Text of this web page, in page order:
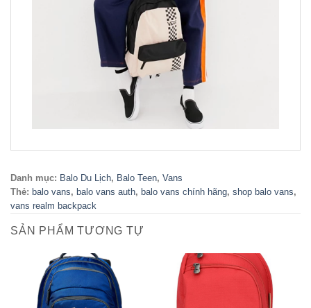
Danh mục: Balo Du Lịch, Balo Teen, Vans
Thẻ: balo vans, balo vans auth, balo vans chính hãng, shop balo vans,
vans realm backpack
SẢN PHẨM TƯƠNG TỰ